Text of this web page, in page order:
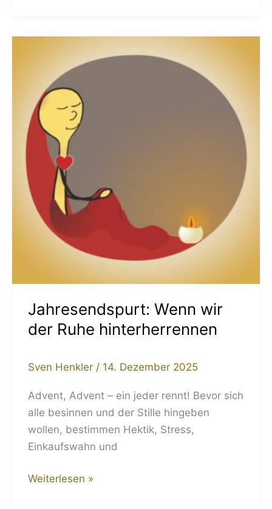
Jahresendspurt: Wenn wir
der Ruhe hinterherrennen
Sven Henkler / 14. Dezember 2025
Advent, Advent – ein jeder rennt! Bevor sich
alle besinnen und der Stille hingeben
wollen, bestimmen Hektik, Stress,
Einkaufswahn und
der
Ruhe
hinterherrennen
Weiterlesen »